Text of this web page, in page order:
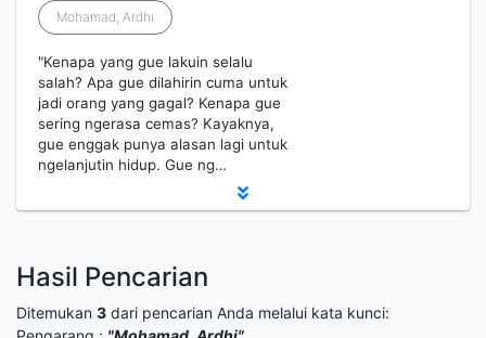
Mohamad, Ardhi
"Kenapa yang gue lakuin selalu
salah? Apa gue dilahirin cuma untuk
jadi orang yang gagal? Kenapa gue
sering ngerasa cemas? Kayaknya,
gue enggak punya alasan lagi untuk
ngelanjutin hidup. Gue ng…
Hasil Pencarian
Ditemukan 3 dari pencarian Anda melalui kata kunci: